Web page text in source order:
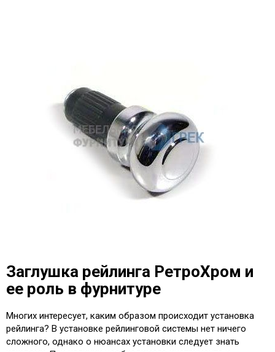
Заглушка рейлинга РетроХром и
ее роль в фурнитуре
Многих интересует, каким образом происходит установка
рейлинга? В установке рейлинговой системы нет ничего
сложного, однако о нюансах установки следует знать